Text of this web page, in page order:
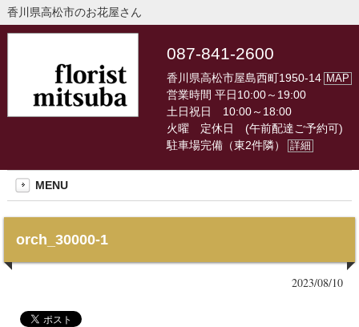
香川県高松市のお花屋さん
087-841-2600
香川県高松市屋島西町1950-14 MAP
営業時間 平日10:00～19:00
土日祝日 10:00～18:00
火曜 定休日 (午前配達ご予約可)
駐車場完備（東2件隣）
詳細
MENU
orch_30000-1
2023/08/10